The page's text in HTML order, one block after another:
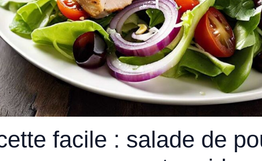
facile : salade de